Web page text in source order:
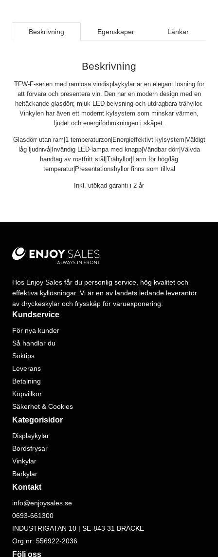
Beskrivning Egenskaper Länkar
Beskrivning
TFW-F-serien med ramlösa vindisplaykylar är en elegant lösning för
att förvara och presentera vin. Den har en modern design med en
heltäckande glasdörr, mjuk LED-belysning och utdragbara trähyllor.
Vinkylen har även ett modernt kylsystem som minskar värmen,
ljudet och energiförbrukningen i skåpet.
Glasdörr utan ram|1 temperaturzon|Energieffektivt kylsystem|Väldigt
låg ljudnivå|Invändig LED-lampa med knapp|Vändbar dörr|Välvda
handtag av rostfritt stål|Trähyllor|Larm för hög/låg
temperatur|Presentationshyllor finns som tillval
Inkl. utökad garanti i 2 år
Hos Enjoy Sales får du personlig service, hög kvalitet och
effektiva kyllösningar. Vi är en av landets ledande leverantör
av dryckeskylar och frysskåp för varuexponering.
Kundservice
För nya kunder
Så handlar du
Söktips
Leverans
Betalning
Köpvillkor
Säkerhet & Cookies
Kategorisidor
Displaykylar
Bordsfrysar
Vinkylar
Barkylar
Kontakt
info@enjoysales.se
0693-661300
INDUSTRIGATAN 10 | SE-843 31 BRÄCKE
Org.nr: 556922-2036
Följ oss